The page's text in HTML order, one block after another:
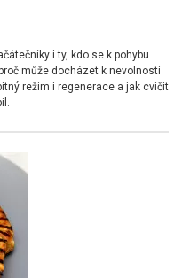
i ty, kdo se k pohybu
může docházet k nevolnosti
režim i regenerace a jak cvičit